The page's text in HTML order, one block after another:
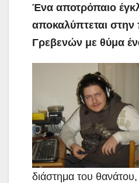
Ένα αποτρόπαιο
αποκαλύπτεται στην
Γρεβενών με θύμα
διάστημα του θανάτου,